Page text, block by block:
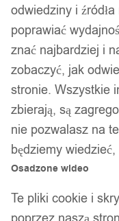
odwiedziny i
poprawiać
znać najbardziej i
zobaczyć, jak
stronie. Wszystkie
zbierają, są
nie pozwalasz na
będziemy
Osadzone wideo
Te pliki cookie i